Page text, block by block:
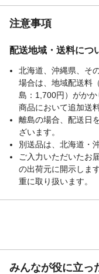
注意事項
配送地域・送料につ
北海道、沖縄県、そ
場合は、地域配送料
島：1,700円）がか
商品において追加送
離島の場合、配送日
ざいます。
別送品は、北海道・
ご入力いただいたお
の出荷元に開示しま
重に取り扱います。
みんなが役に立っ